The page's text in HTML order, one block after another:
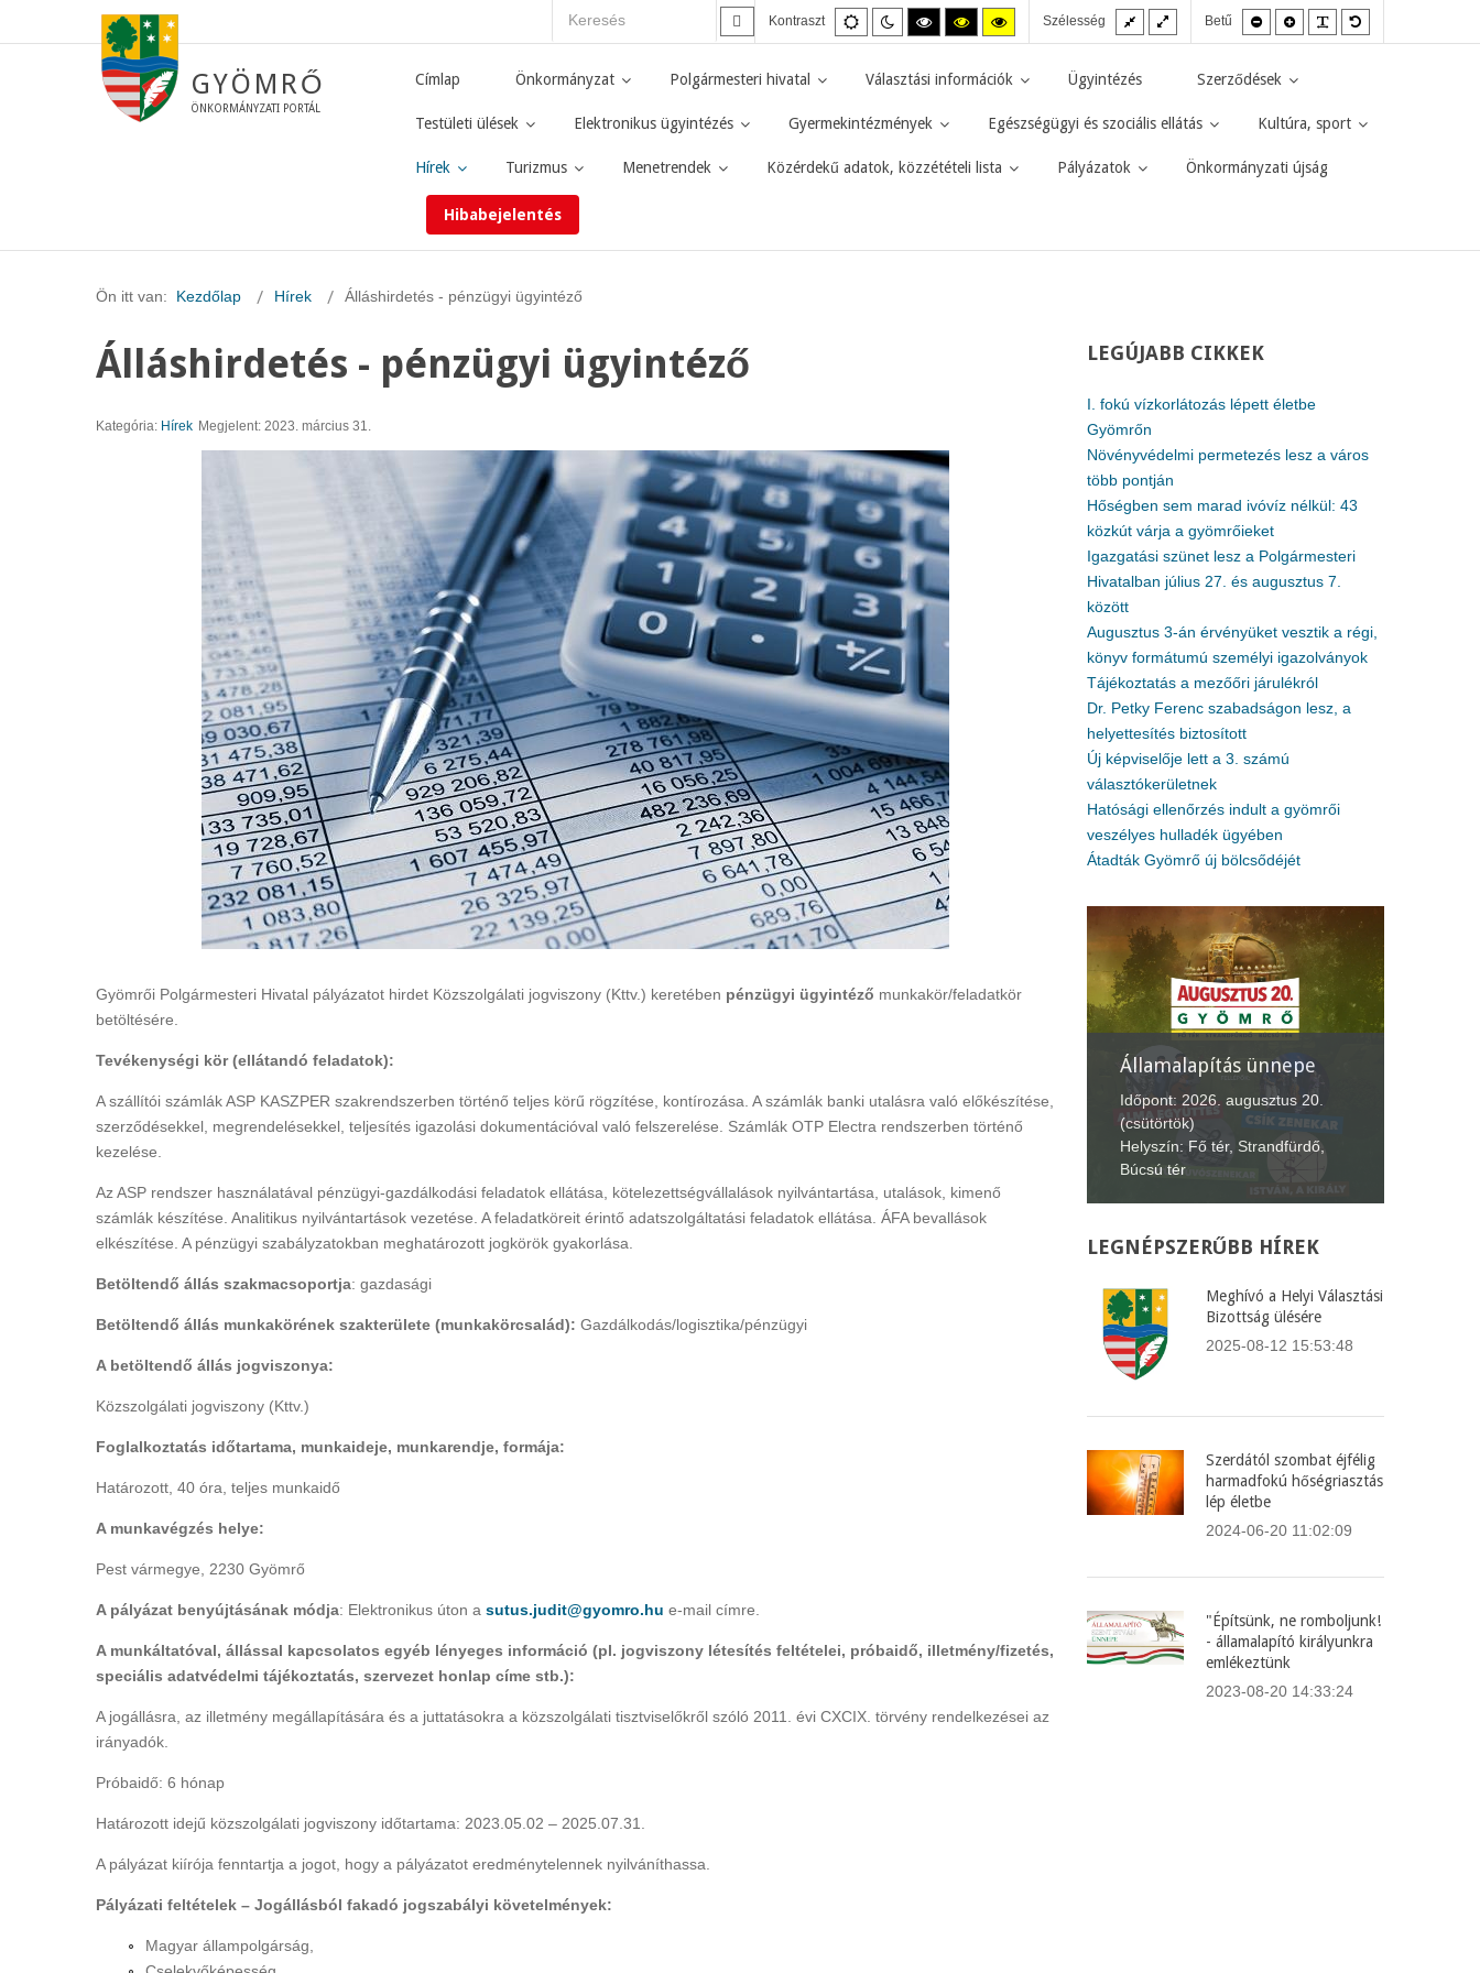
Kontraszt
Alapértelmezett
mód
Éjszakai
mód
Magas
kontraszt
mód.
Magas
kontraszt
mód.
Magas
kontraszt
mód.
Szélesség
Fix
elrendezés
Széles
elrendezés
Betű
Kisebb
betűméret
Nagyobb
betűméret
GYÖMRŐ
ÖNKORMÁNYZATI PORTÁL
Címlap Önkormányzat Polgármesteri hivatal Választási információk Ügyintézés Szerződések
Testületi ülések Elektronikus ügyintézés Gyermekintézmények Egészségügyi és szociális ellátás Kultúra, sport
Hírek Turizmus Menetrendek Közérdekű adatok, közzétételi lista Pályázatok Önkormányzati újság
Hibabejelentés
Ön itt van: Kezdőlap Hírek Álláshirdetés - pénzügyi ügyintéző
Álláshirdetés - pénzügyi ügyintéző
Kategória: Hírek Megjelent: 2023. március 31.
Gyömrői Polgármesteri Hivatal pályázatot hirdet Közszolgálati jogviszony (Kttv.) keretében pénzügyi ügyintéző munkakör/feladatkör
betöltésére.
Tevékenységi kör (ellátandó feladatok):
A szállítói számlák ASP KASZPER szakrendszerben történő teljes körű rögzítése, kontírozása. A számlák banki utalásra való előkészítése,
szerződésekkel, megrendelésekkel, teljesítés igazolási dokumentációval való felszerelése. Számlák OTP Electra rendszerben történő
kezelése.
Az ASP rendszer használatával pénzügyi-gazdálkodási feladatok ellátása, kötelezettségvállalások nyilvántartása, utalások, kimenő
számlák készítése. Analitikus nyilvántartások vezetése. A feladatköreit érintő adatszolgáltatási feladatok ellátása. ÁFA bevallások
elkészítése. A pénzügyi szabályzatokban meghatározott jogkörök gyakorlása.
Betöltendő állás szakmacsoportja: gazdasági
Betöltendő állás munkakörének szakterülete (munkakörcsalád): Gazdálkodás/logisztika/pénzügyi
A betöltendő állás jogviszonya:
Közszolgálati jogviszony (Kttv.)
Foglalkoztatás időtartama, munkaideje, munkarendje, formája:
Határozott, 40 óra, teljes munkaidő
A munkavégzés helye:
Pest vármegye, 2230 Gyömrő
A pályázat benyújtásának módja: Elektronikus úton a sutus.judit@gyomro.hu e-mail címre.
A munkáltatóval, állással kapcsolatos egyéb lényeges információ (pl. jogviszony létesítés feltételei, próbaidő, illetmény/fizetés,
speciális adatvédelmi tájékoztatás, szervezet honlap címe stb.):
A jogállásra, az illetmény megállapítására és a juttatásokra a közszolgálati tisztviselőkről szóló 2011. évi CXCIX. törvény rendelkezései az
irányadók.
Próbaidő: 6 hónap
Határozott idejű közszolgálati jogviszony időtartama: 2023.05.02 – 2025.07.31.
A pályázat kiírója fenntartja a jogot, hogy a pályázatot eredménytelennek nyilváníthassa.
Pályázati feltételek – Jogállásból fakadó jogszabályi követelmények:
Magyar állampolgárság,
LEGÚJABB CIKKEK
I. fokú vízkorlátozás lépett életbe
Gyömrőn
Növényvédelmi permetezés lesz a város
több pontján
Hőségben sem marad ivóvíz nélkül: 43
közkút várja a gyömrőieket
Igazgatási szünet lesz a Polgármesteri
Hivatalban július 27. és augusztus 7.
között
Augusztus 3-án érvényüket vesztik a régi,
könyv formátumú személyi igazolványok
Tájékoztatás a mezőőri járulékról
Dr. Petky Ferenc szabadságon lesz, a
helyettesítés biztosított
Új képviselője lett a 3. számú
választókerületnek
Hatósági ellenőrzés indult a gyömrői
veszélyes hulladék ügyében
Átadták Gyömrő új bölcsődéjét
(péntek-szombat)
Időpont: 2026. augusztus 20.
(csütörtök)
XII. Gyömrői
Lecsófesztivál
Időpont: 2026. szeptember 4-6.
(péntek-vasárnap)
Helyszín: Búcsú tér
LEGNÉPSZERŰBB HÍREK
Meghívó a Helyi Választási
Bizottság ülésére
2025-08-12 15:53:48
Szerdától szombat éjfélig
harmadfokú hőségriasztás
lép életbe
2024-06-20 11:02:09
"Építsünk, ne romboljunk!
- államalapító királyunkra
emlékeztünk
2023-08-20 14:33:24